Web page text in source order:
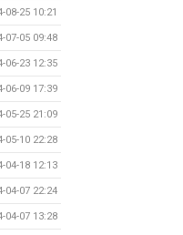
08-25 10:21
07-05 09:48
06-23 12:35
06-09 17:39
05-25 21:09
05-10 22:28
04-18 12:13
04-07 22:24
04-07 13:28